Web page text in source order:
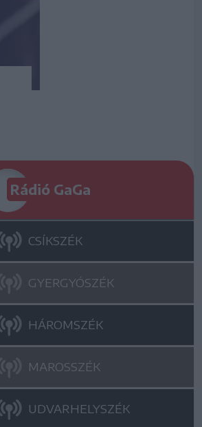
Rádió GaGa
CSÍKSZÉK
GYERGYÓSZÉK
HÁROMSZÉK
MAROSSZÉK
UDVARHELYSZÉK